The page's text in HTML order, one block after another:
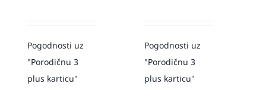
Pogodnosti uz
"Porodičnu 3
plus karticu"
Pogodnosti uz
"Porodičnu 3
plus karticu"